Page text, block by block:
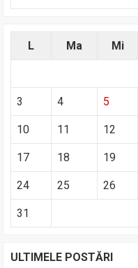
L Ma Mi
3 4 5
10 11 12
17 18 19
24 25 26
31
ULTIMELE POSTĂRI